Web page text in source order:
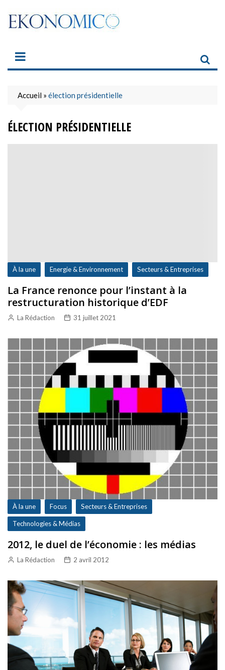
content
Accueil » élection présidentielle
ÉLECTION PRÉSIDENTIELLE
À la une Energie & Environnement Secteurs & Entreprises
La France renonce pour l’instant à la
restructuration historique d’EDF
La Rédaction 31 juillet 2021
À la une Focus Secteurs & Entreprises
Technologies & Médias
2012, le duel de l’économie : les médias
La Rédaction 2 avril 2012